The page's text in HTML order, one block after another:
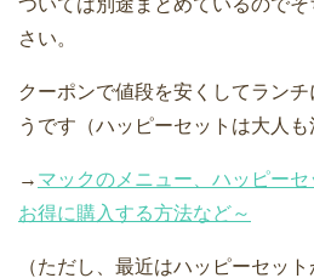
ついては別途まとめているので
さい。
クーポンで値段を安くしてラン
うです（ハッピーセットは大人も
→ マックのメニュー、ハッピー
お得に購入する方法など～
（ただし、最近はハッピーセッ